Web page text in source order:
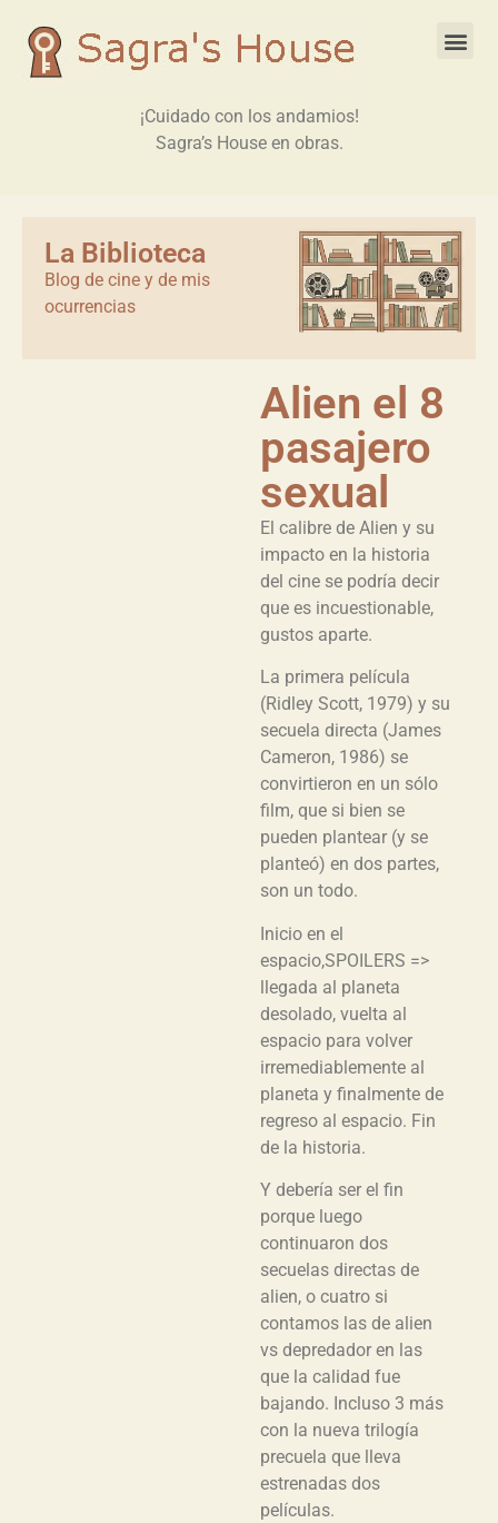
¡Cuidado con los andamios!
Sagra’s House en obras.
La Biblioteca
Blog de cine y de mis
ocurrencias
Alien el 8
pasajero
sexual
El calibre de Alien y su
impacto en la historia
del cine se podría decir
que es incuestionable,
gustos aparte.
La primera película
(Ridley Scott, 1979) y su
secuela directa (James
Cameron, 1986) se
convirtieron en un sólo
film, que si bien se
pueden plantear (y se
planteó) en dos partes,
son un todo.
Inicio en el
espacio,SPOILERS =>
llegada al planeta
desolado, vuelta al
espacio para volver
irremediablemente al
planeta y finalmente de
regreso al espacio. Fin
de la historia.
Y debería ser el fin
porque luego
continuaron dos
secuelas directas de
alien, o cuatro si
contamos las de alien
vs depredador en las
que la calidad fue
bajando. Incluso 3 más
con la nueva trilogía
precuela que lleva
estrenadas dos
películas.